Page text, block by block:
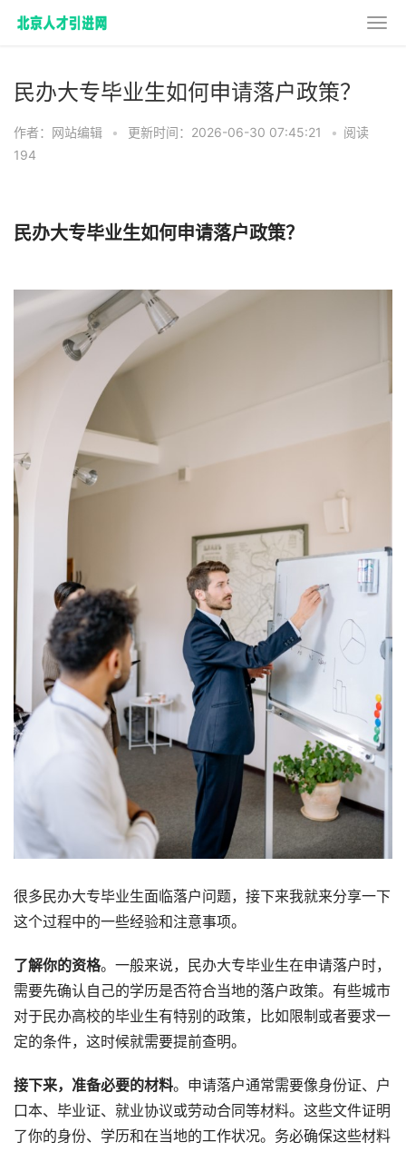
民办大专毕业生如何申请落户政策？
作者：网站编辑 • 更新时间：2026-06-30 07:45:21 • 阅读
194
民办大专毕业生如何申请落户政策？
很多民办大专毕业生面临落户问题，接下来我就来分享一下
这个过程中的一些经验和注意事项。
了解你的资格。一般来说，民办大专毕业生在申请落户时，
需要先确认自己的学历是否符合当地的落户政策。有些城市
对于民办高校的毕业生有特别的政策，比如限制或者要求一
定的条件，这时候就需要提前查明。
接下来，准备必要的材料。申请落户通常需要像身份证、户
口本、毕业证、就业协议或劳动合同等材料。这些文件证明
了你的身份、学历和在当地的工作状况。务必确保这些材料